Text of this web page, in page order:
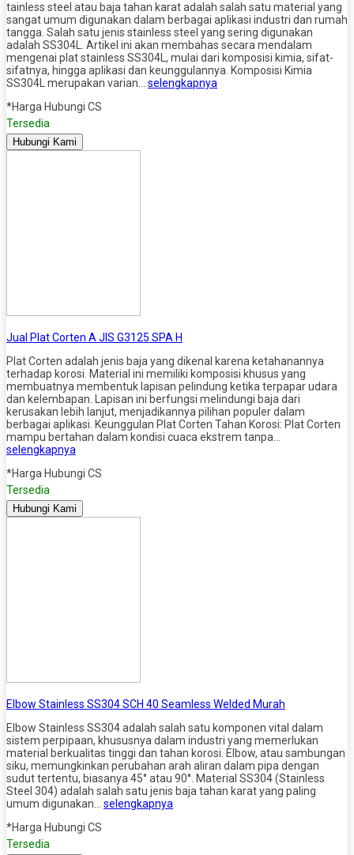
tainless steel atau baja tahan karat adalah salah satu material yang
sangat umum digunakan dalam berbagai aplikasi industri dan rumah
tangga. Salah satu jenis stainless steel yang sering digunakan
adalah SS304L. Artikel ini akan membahas secara mendalam
mengenai plat stainless SS304L, mulai dari komposisi kimia, sifat-
sifatnya, hingga aplikasi dan keunggulannya. Komposisi Kimia
SS304L merupakan varian… selengkapnya
*Harga Hubungi CS
Tersedia
Hubungi Kami
Jual Plat Corten A JIS G3125 SPA H
Plat Corten adalah jenis baja yang dikenal karena ketahanannya
terhadap korosi. Material ini memiliki komposisi khusus yang
membuatnya membentuk lapisan pelindung ketika terpapar udara
dan kelembapan. Lapisan ini berfungsi melindungi baja dari
kerusakan lebih lanjut, menjadikannya pilihan populer dalam
berbagai aplikasi. Keunggulan Plat Corten Tahan Korosi: Plat Corten
mampu bertahan dalam kondisi cuaca ekstrem tanpa…
selengkapnya
*Harga Hubungi CS
Tersedia
Hubungi Kami
Elbow Stainless SS304 SCH 40 Seamless Welded Murah
Elbow Stainless SS304 adalah salah satu komponen vital dalam
sistem perpipaan, khususnya dalam industri yang memerlukan
material berkualitas tinggi dan tahan korosi. Elbow, atau sambungan
siku, memungkinkan perubahan arah aliran dalam pipa dengan
sudut tertentu, biasanya 45° atau 90°. Material SS304 (Stainless
Steel 304) adalah salah satu jenis baja tahan karat yang paling
umum digunakan… selengkapnya
*Harga Hubungi CS
Tersedia